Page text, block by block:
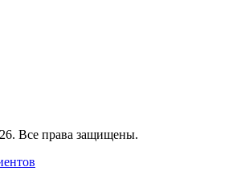
Все права защищены.